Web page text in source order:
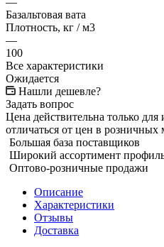
Базальтовая вата
Плотность, кг / м3
—
100
Все характеристики
Ожидается
Нашли дешевле?
Задать вопрос
Цена действительна только
отличаться от цен в розничных
Большая база поставщиков
Широкий ассортимент
Оптово-розничные продажи
Описание
Характеристики
Отзывы
Доставка